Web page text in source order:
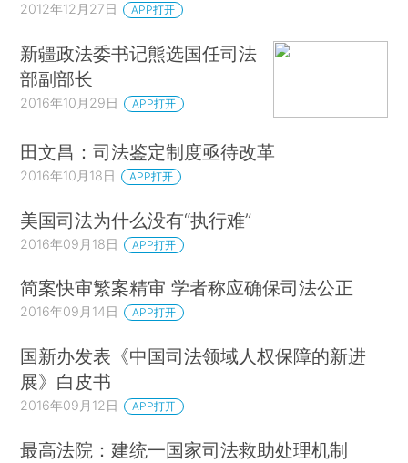
2012年12月27日 APP打开
新疆政法委书记熊选国任司法
部副部长
2016年10月29日 APP打开
田文昌：司法鉴定制度亟待改革
2016年10月18日 APP打开
美国司法为什么没有“执行难”
2016年09月18日 APP打开
简案快审繁案精审 学者称应确保司法公正
2016年09月14日 APP打开
国新办发表《中国司法领域人权保障的新进
展》白皮书
2016年09月12日 APP打开
最高法院：建统一国家司法救助处理机制